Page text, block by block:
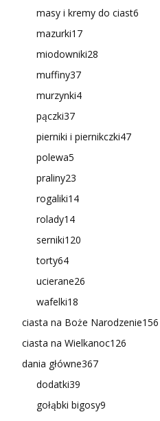
masy i kremy do ciast6
mazurki17
miodowniki28
muffiny37
murzynki4
pączki37
pierniki i piernikczki47
polewa5
praliny23
rogaliki14
rolady14
serniki120
torty64
ucierane26
wafelki18
ciasta na Boże Narodzenie156
ciasta na Wielkanoc126
dania główne367
dodatki39
gołąbki bigosy9